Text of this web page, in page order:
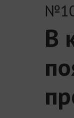
В